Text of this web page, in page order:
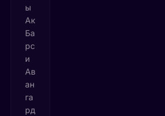
ы
Ак
Ба
рс
и
Ав
ан
га
рд